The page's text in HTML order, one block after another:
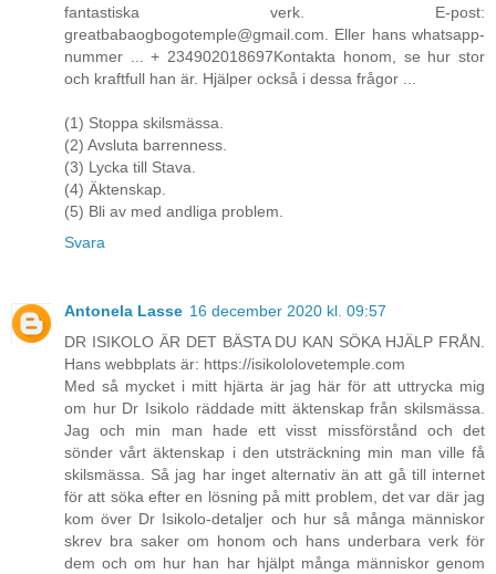
fantastiska verk. E-post:
greatbabaogbogotemple@gmail.com. Eller hans whatsapp-
nummer ... + 234902018697Kontakta honom, se hur stor
och kraftfull han är. Hjälper också i dessa frågor ...
(1) Stoppa skilsmässa.
(2) Avsluta barrenness.
(3) Lycka till Stava.
(4) Äktenskap.
(5) Bli av med andliga problem.
Svara
Antonela Lasse 16 december 2020 kl. 09:57
DR ISIKOLO ÄR DET BÄSTA DU KAN SÖKA HJÄLP FRÅN.
Hans webbplats är: https://isikololovetemple.com
Med så mycket i mitt hjärta är jag här för att uttrycka mig
om hur Dr Isikolo räddade mitt äktenskap från skilsmässa.
Jag och min man hade ett visst missförstånd och det
sönder vårt äktenskap i den utsträckning min man ville få
skilsmässa. Så jag har inget alternativ än att gå till internet
för att söka efter en lösning på mitt problem, det var där jag
kom över Dr Isikolo-detaljer och hur så många människor
skrev bra saker om honom och hans underbara verk för
dem och om hur han har hjälpt många människor genom